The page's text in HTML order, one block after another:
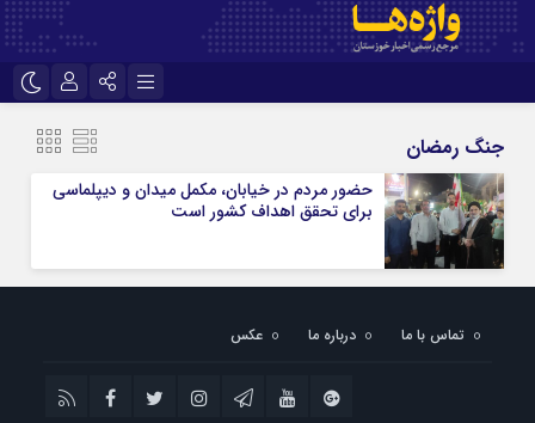
سروش
آپارات
اپلیکیشن رمز عبور
جنگ رمضان
حضور مردم در خیابان، مکمل میدان و دیپلماسی
برای تحقق اهداف کشور است
تماس با ما درباره ما عکس